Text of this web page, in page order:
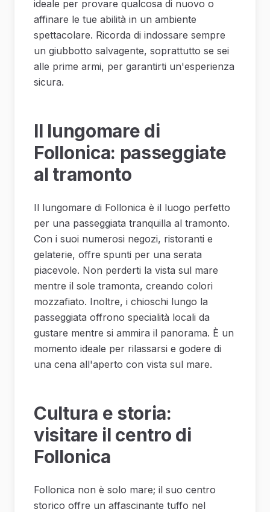
ideale per provare qualcosa di nuovo o
affinare le tue abilità in un ambiente
spettacolare. Ricorda di indossare sempre
un giubbotto salvagente, soprattutto se sei
alle prime armi, per garantirti un'esperienza
sicura.
Il lungomare di
Follonica: passeggiate
al tramonto
Il lungomare di Follonica è il luogo perfetto
per una passeggiata tranquilla al tramonto.
Con i suoi numerosi negozi, ristoranti e
gelaterie, offre spunti per una serata
piacevole. Non perderti la vista sul mare
mentre il sole tramonta, creando colori
mozzafiato. Inoltre, i chioschi lungo la
passeggiata offrono specialità locali da
gustare mentre si ammira il panorama. È un
momento ideale per rilassarsi e godere di
una cena all'aperto con vista sul mare.
Cultura e storia:
visitare il centro di
Follonica
Follonica non è solo mare; il suo centro
storico offre un affascinante tuffo nel